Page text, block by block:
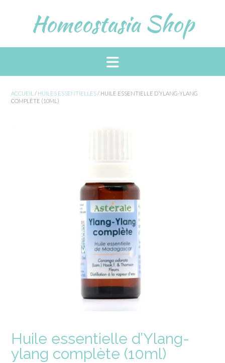
Homeostasia Shop
ACCUEIL / HUILES ESSENTIELLES/ HUILE ESSENTIELLE D’YLANG-YLANG
COMPLÈTE (10ML)
Huile essentielle d’Ylang-
ylang complète (10ml)